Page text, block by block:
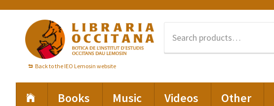
primary
navigation
content
Back to the IEO Lemosin website
Books Music Videos Other